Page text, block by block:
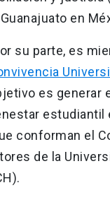
en
su parte, es
es generar
estudiantil
conforman el
de la